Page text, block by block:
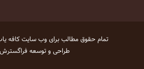
تمام حقوق مطالب برای وب سایتکافه
طراحی و توسعه فراگسترش